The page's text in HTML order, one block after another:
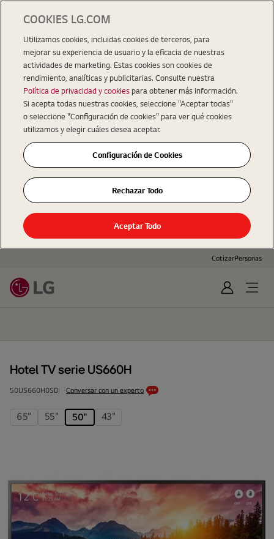
CotizarPersonas
IniciarOpen
Hotel TV serie US660H
50US660H0SD Conversar con un experto
65" 55" 50" 43"
COOKIES LG.COM
Utilizamos cookies, incluidas cookies de terceros, para
mejorar su experiencia de usuario y la eficacia de nuestras
actividades de marketing. Estas cookies son cookies de
rendimiento, analíticas y publicitarias. Consulte nuestra
Política de privacidad y cookiespara obtener más información.
Si acepta todas nuestras cookies, seleccione "Aceptar todas"
o seleccione "Configuración de cookies" para ver qué cookies
utilizamos y elegir cuáles desea aceptar.
Configuración de Cookies
Rechazar Todo
Aceptar Todo